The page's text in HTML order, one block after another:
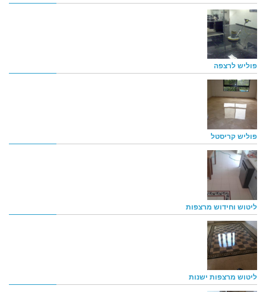
פוליש לרצפה
פוליש קריסטל
ליטוש וחידוש מרצפות
ליטוש מרצפות ישנות